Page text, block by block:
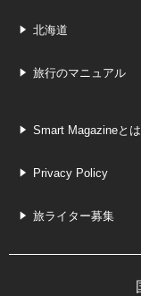
北海道
旅行のマニュアル
Smart Magazineとは
Privacy Policy
旅ライター募集